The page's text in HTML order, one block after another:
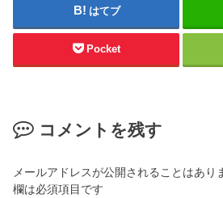
はてブ
Pocket
コメントを残す
メールアドレスが公開されることはあり
欄は必須項目です